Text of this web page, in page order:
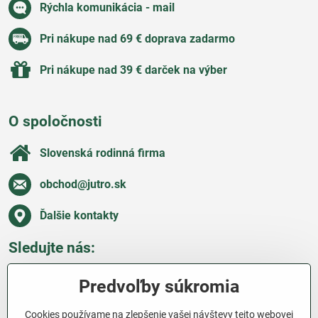
priťahuje včely aj motýle.
5. Rozchodník (Sedum)
Rozchodníkje nenáročná trvalka s dužinatými listami a hustými
súkvetiami, ktoré sa objavujú koncom leta a pretrvávajú až do
Rýchla komunikácia - mail
Pri nákupe nad 69 € doprava zadarmo
Pri nákupe nad 39 € darček na výber
O spoločnosti
Slovenská rodinná firma
obchod​@jutro​.sk
Ďalšie kontakty
Sledujte nás:
Všetko o nákupe
Predvoľby súkromia
Cookies používame na zlepšenie vašej návštevy tejto webovej